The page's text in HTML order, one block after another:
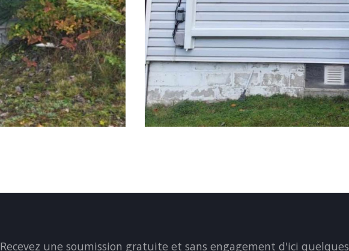
Recevez une soumission gratuite et sans engagement d'ici quelques